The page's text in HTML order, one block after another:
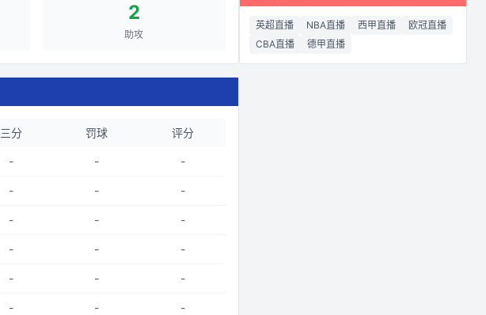
2
助攻
三分 罚球 评分
- - -
- - -
- - -
- - -
- - -
- - -
英超直播 NBA直播 西甲直播
欧冠直播
CBA直播
德甲直播